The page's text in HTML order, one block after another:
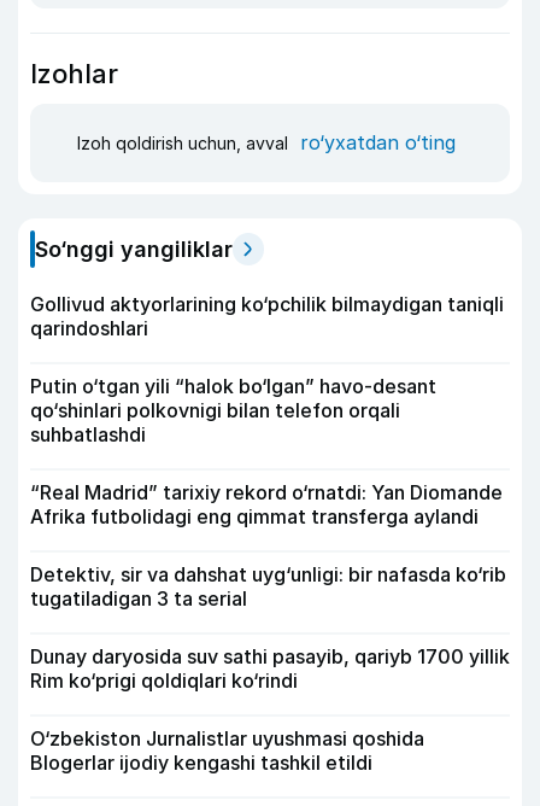
Izohlar
Izoh qoldirish uchun, avval ro‘yxatdan o‘ting
So‘nggi yangiliklar
Gollivud aktyorlarining ko‘pchilik bilmaydigan taniqli
qarindoshlari
Putin o‘tgan yili “halok bo‘lgan” havo-desant
qo‘shinlari polkovnigi bilan telefon orqali
suhbatlashdi
“Real Madrid” tarixiy rekord o‘rnatdi: Yan Diomande
Afrika futbolidagi eng qimmat transferga aylandi
Detektiv, sir va dahshat uyg‘unligi: bir nafasda ko‘rib
tugatiladigan 3 ta serial
Dunay daryosida suv sathi pasayib, qariyb 1700 yillik
Rim ko‘prigi qoldiqlari ko‘rindi
O‘zbekiston Jurnalistlar uyushmasi qoshida
Blogerlar ijodiy kengashi tashkil etildi